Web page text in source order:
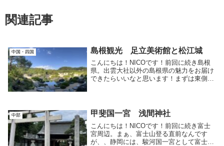
関連記事
中国・四国 島根観光 足立美術館と松江城
こんにちは！NICOです！前回に続き島根
県。出雲大社以外の島根県の魅力をお届け
できたらいいなと思います！まずは東側か
る足立美...
中部 甲斐国一宮 浅間神社
こんにちは！NICOです！前回に続き富士
宮周辺。まぁ、富士山登る直前なんです
が、、静岡には、駿河国一宮として富士山